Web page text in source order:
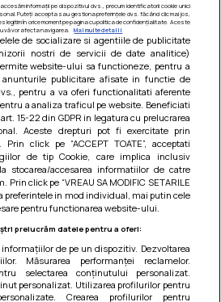
cu arpagic rosu
informații pe dispozitivul dvs., precum identificatorii cookie unici
Puteți accepta sau gestiona preferințele dvs. făcând clic mai jos,
legitim în orice moment pe pagina cu politica de confidențialitate. Aceste
vă vor afecta navigarea.
Mai multe detalii
de socializare si agentiile de publicitate
nostri de servicii de date analitice)
website-ului sa functioneze, pentru a
publicitare afisate in functie de
pentru a va oferi functionalitati aferente
a analiza traficul pe website. Beneficiati
15-22 din GDPR in legatura cu prelucrarea
Aceste drepturi pot fi exercitate prin
. Prin click pe “ACCEPT TOATE”, acceptati
de tip Cookie, care implica inclusiv
stocarea/accesarea informatiilor de catre
Prin click pe “VREAU SA MODIFIC SETARILE
preferintele in mod individual, mai putin cele
pentru functionarea website-ului.
prelucrăm datele pentru a oferi:
de pe un dispozitiv. Dezvoltarea
Măsurarea performanței reclamelor.
selectarea conținutului personalizat.
personalizat. Utilizarea profilurilor pentru
Crearea profilurilor pentru